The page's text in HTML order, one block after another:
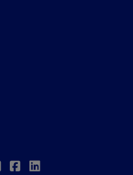
TwitterFacebook
Linkedin